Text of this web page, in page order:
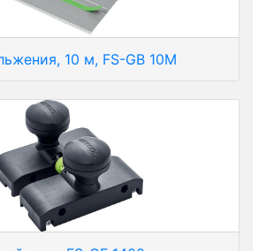
10 м, FS-GB 10M